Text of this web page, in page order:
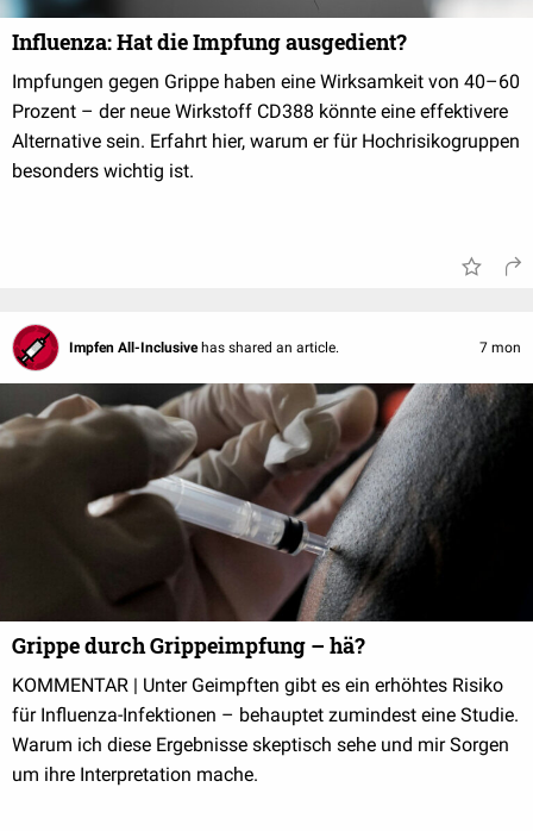
Influenza: Hat die Impfung ausgedient?
Impfungen gegen Grippe haben eine Wirksamkeit von 40–60
Prozent – der neue Wirkstoff CD388 könnte eine effektivere
Alternative sein. Erfahrt hier, warum er für Hochrisikogruppen
besonders wichtig ist.
Impfen All-Inclusive has shared an article. 7 mon
Grippe durch Grippeimpfung – hä?
KOMMENTAR | Unter Geimpften gibt es ein erhöhtes Risiko
für Influenza-Infektionen – behauptet zumindest eine Studie.
Warum ich diese Ergebnisse skeptisch sehe und mir Sorgen
um ihre Interpretation mache.